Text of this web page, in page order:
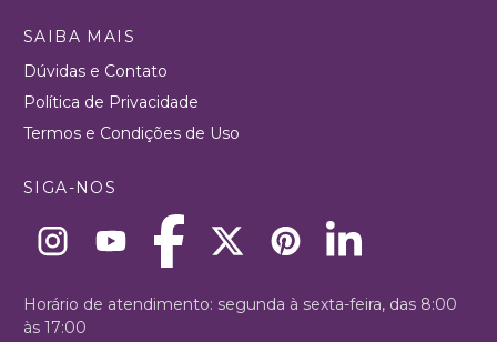
SAIBA MAIS
Dúvidas e Contato
Política de Privacidade
Termos e Condições de Uso
SIGA-NOS
Horário de atendimento: segunda à sexta-feira, das 8:00
às 17:00